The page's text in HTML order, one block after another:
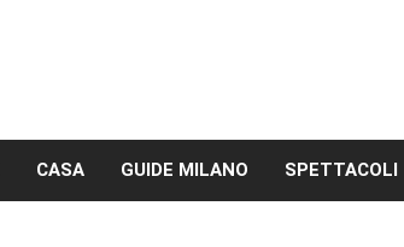
CASA GUIDE MILANO SPETTACOLI